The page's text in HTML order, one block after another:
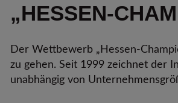
„HESSEN-
Der Wettbewerb „Hessen-
zu gehen. Seit 1999 zeichnet der
unabhängig von